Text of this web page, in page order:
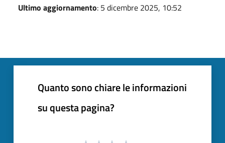
Ultimo aggiornamento: 5 dicembre 2025, 10:52
Quanto sono chiare le informazioni
su questa pagina?